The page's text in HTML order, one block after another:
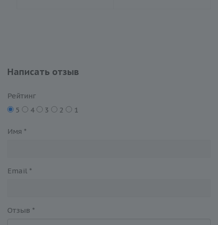
Написать отзыв
Рейтинг
5
4 3 2 1
Имя *
Email *
Отзыв *